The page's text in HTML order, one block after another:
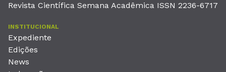
Revista Científica Semana Acadêmica ISSN 2236-6717
INSTITUCIONAL
Expediente
Edições
News